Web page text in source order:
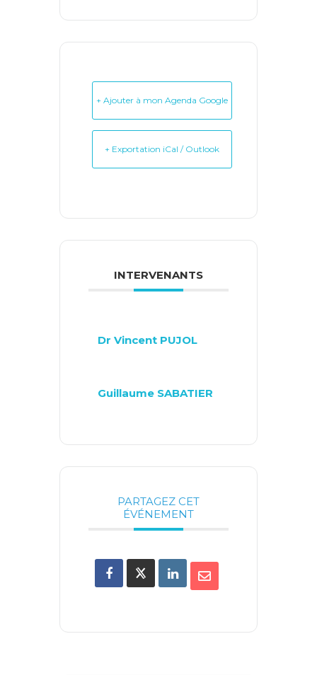
+ Ajouter à mon Agenda Google
+ Exportation iCal / Outlook
INTERVENANTS
Dr Vincent PUJOL
Guillaume SABATIER
PARTAGEZ CET
ÉVÉNEMENT